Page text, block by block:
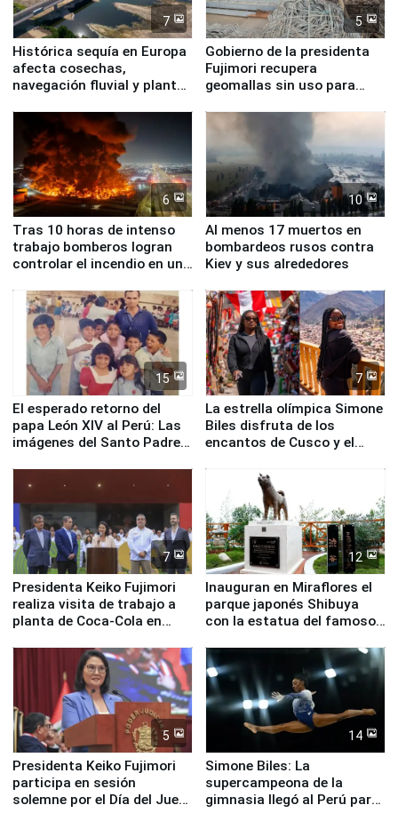
7
Histórica sequía en Europa
afecta cosechas,
navegación fluvial y plantas
5
Gobierno de la presidenta
Fujimori recupera
geomallas sin uso para
Fenómeno El Niño
6
Tras 10 horas de intenso
trabajo bomberos logran
controlar el incendio en una
de Chile
10
Al menos 17 muertos en
bombardeos rusos contra
Kiev y sus alrededores
15
El esperado retorno del
papa León XIV al Perú: Las
imágenes del Santo Padre
7
La estrella olímpica Simone
Biles disfruta de los
encantos de Cusco y el
7
Presidenta Keiko Fujimori
realiza visita de trabajo a
planta de Coca-Cola en
12
Inauguran en Miraflores el
parque japonés Shibuya
con la estatua del famoso
5
Presidenta Keiko Fujimori
participa en sesión
solemne por el Día del Juez
14
Simone Biles: La
supercampeona de la
gimnasia llegó al Perú para